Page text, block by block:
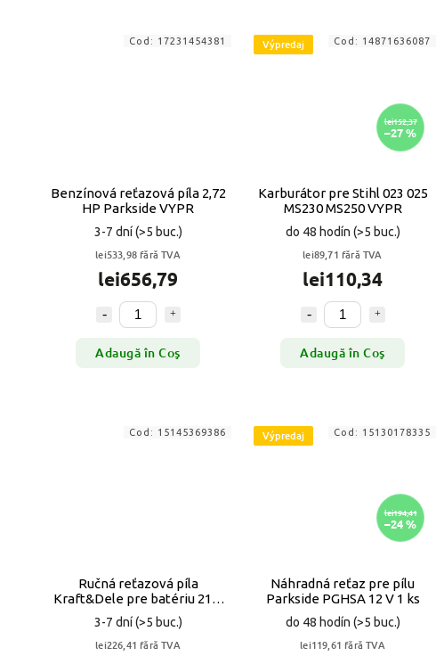
Benzínová reťazová píla 2,72
HP Parkside VYPR
3-7 dní(>5 buc.)
lei533,98 fără TVA
lei656,79
Adaugă în Coş
Cod: 17231454381 Výpredaj
lei152,37
–27 %
Karburátor pre Stihl 023 025
MS230 MS250 VYPR
do 48 hodín (>5 buc.)
lei89,71 fără TVA
lei110,34
Adaugă în Coş
Cod: 14871636087
Ručná reťazová píla
Kraft&Dele pre batériu 21 V
2x AKU 4“ VYPR
3-7 dní(>5 buc.)
lei226,41 fără TVA
Cod: 15145369386 Výpredaj
lei194,41
–24 %
Náhradná reťaz pre pílu
Parkside PGHSA 12 V 1 ks
do 48 hodín (>5 buc.)
lei119,61 fără TVA
Cod: 15130178335